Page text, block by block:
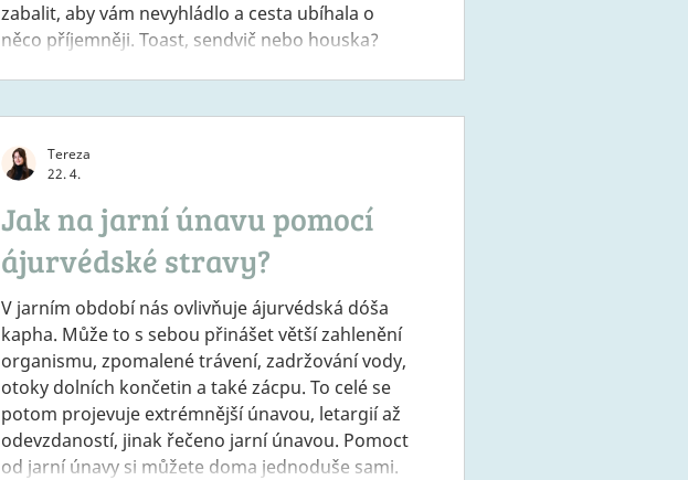
zabalit, aby vám nevyhládlo a cesta ubíhala o
něco příjemněji. Toast, sendvič nebo houska?
zasytí. Největší pozor byste měli dát při výběru
vstupních surovin. U
Jak na jarní únavu pomocí
ájurvédské stravy?
V jarním období nás ovlivňuje ájurvédská dóša
kapha. Může to s sebou přinášet větší zahlenění
organismu, zpomalené trávení, zadržování vody,
otoky dolních končetin a také zácpu. To celé se
potom projevuje extrémnější únavou, letargií až
odevzdaností, jinak řečeno jarní únavou. Pomoct
od jarní únavy si můžete doma jednoduše sami.
Tereza
22. 4.